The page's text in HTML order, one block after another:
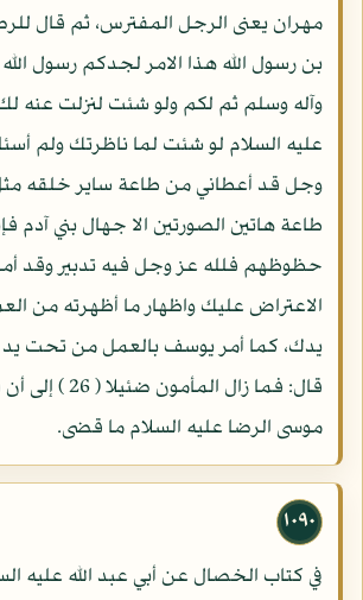
مهران يعنى الرجل المفترس، ثم قال
بن رسول الله هذا الامر لجدكم رسول
وآله وسلم ثم لكم ولو شئت لنزلت عنه
عليه السلام لو شئت لما ناظرتك ولم
وجل قد أعطاني من طاعة ساير خلقه
طاعة هاتين الصورتين الا جهال بني آدم
حظوظهم فلله عز وجل فيه تدبير وقد
الاعتراض عليك واظهار ما أظهرته من
يدك، كما أمر يوسف بالعمل من تحت
قال: فما زال
موسى الرضا عليه السلام ما قضى.
١٠٩٠
في كتاب الخصال عن أبي عبد الله عليه